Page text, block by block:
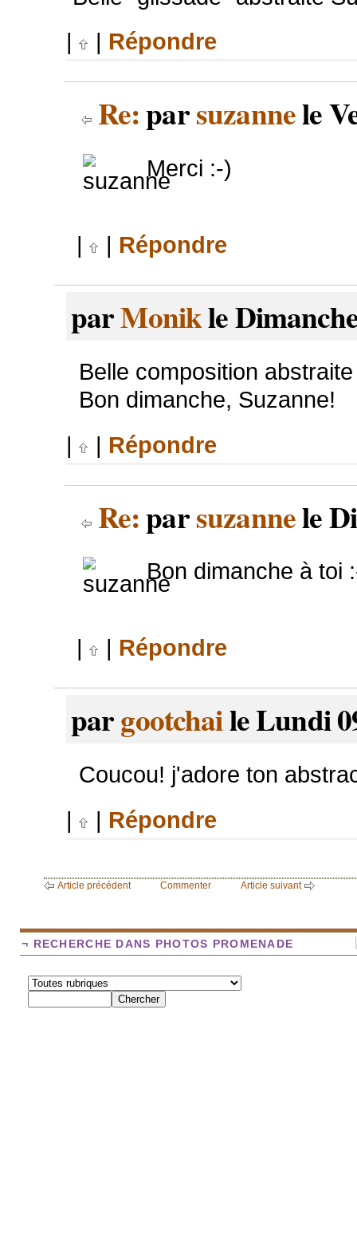
|
| Répondre
Re:parsuzannele
Merci :-)
| | Répondre
parMonikle
Belle composition
Bon dimanche, Suzanne!
|
| Répondre
Re:parsuzannele
Bon dimanche à toi
| | Répondre
pargootchaile Lundi
Coucou! j'adore ton
|
| Répondre
Article précédent Commenter Article suivant
¬ RECHERCHE DANS PHOTOS PROMENADE